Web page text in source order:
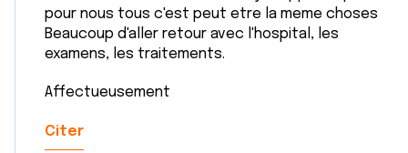
pour nous tous c'est peut etre la meme choses
Beaucoup d'aller retour avec l'hospital, les
examens, les traitements.
Affectueusement
Citer